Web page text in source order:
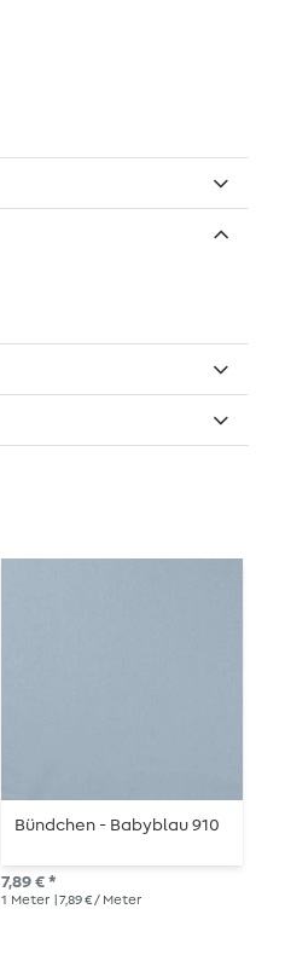
Bündchen - Babyblau 910
7,89 € *
1 Meter | 7,89 € / Meter